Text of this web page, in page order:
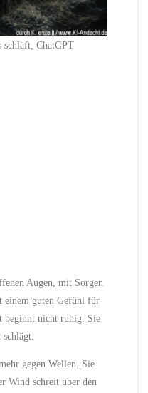
schläft, ChatGPT
Augen, mit Sorgen
guten Gefühl für
beginnt nicht ruhig. Sie
gegen Wellen. Sie
Wind schreit über den